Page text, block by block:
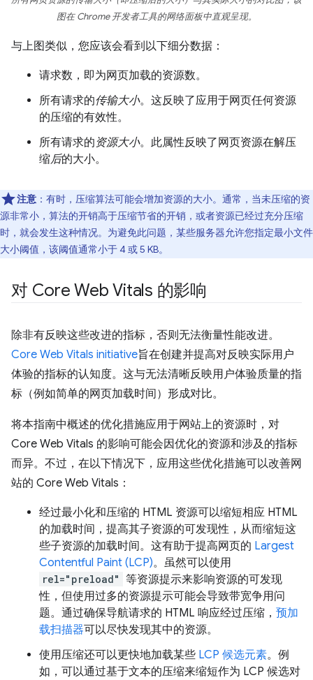
图在 Chrome 开发者工具的网络面板中直观呈现。
与上图类似，您应该会看到以下细分数据：
请求数，即为网页加载的资源数。
所有请求的传输大小。这反映了应用于网页任何资源
的压缩的有效性。
所有请求的资源大小。此属性反映了网页资源在解压
缩后的大小。
注意 ：有时，压缩算法可能会增加资源的大小。通常，当未压缩的资
源非常小，算法的开销高于压缩节省的开销，或者资源已经过充分压缩
时，就会发生这种情况。为避免此问题，某些服务器允许您指定最小文件
大小阈值，该阈值通常小于 4 或 5 KB。
对 Core Web Vitals 的影响
除非有反映这些改进的指标，否则无法衡量性能改进。
Core Web Vitals initiative旨在创建并提高对反映实际用户
体验的指标的认知度。这与无法清晰反映用户体验质量的指
标（例如简单的网页加载时间）形成对比。
将本指南中概述的优化措施应用于网站上的资源时，对
Core Web Vitals 的影响可能会因优化的资源和涉及的指标
而异。不过，在以下情况下，应用这些优化措施可以改善网
站的 Core Web Vitals：
经过最小化和压缩的 HTML 资源可以缩短相应 HTML
的加载时间，提高其子资源的可发现性，从而缩短这
些子资源的加载时间。这有助于提高网页的 Largest
Contentful Paint (LCP)。虽然可以使用
rel="preload" 等资源提示来影响资源的可发现
性，但使用过多的资源提示可能会导致带宽争用问
题。通过确保导航请求的 HTML 响应经过压缩， 预加
载扫描器可以尽快发现其中的资源。
使用压缩还可以更快地加载某些 LCP 候选元素。例
如，可以通过基于文本的压缩来缩短作为 LCP 候选对